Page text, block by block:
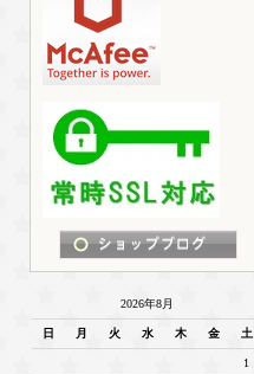
2026年8月
日 月 火 水 木 金 土
1